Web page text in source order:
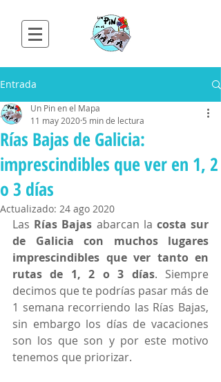
Entrada
Rías Bajas de Galicia:
imprescindibles que ver en 1, 2
o 3 días
Un Pin en el Mapa
11 may 2020 5 min de lectura
Actualizado: 24 ago 2020
Las Rías Bajas abarcan la costa sur
de Galicia con muchos lugares
imprescindibles que ver tanto en
rutas de 1, 2 o 3 días. Siempre
decimos que te podrías pasar más de
1 semana recorriendo las Rías Bajas,
sin embargo los días de vacaciones
son los que son y por este motivo
tenemos que priorizar.